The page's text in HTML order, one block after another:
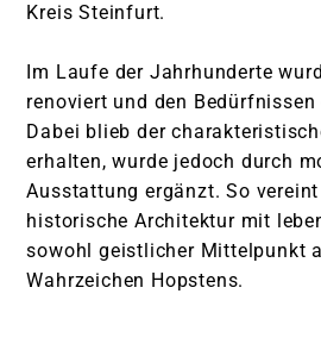
Kreis Steinfurt.
Im Laufe der Jahrhunderte
renoviert und den
Dabei blieb der
erhalten, wurde jedoch durch
Ausstattung ergänzt. So
historische Architektur mit
sowohl geistlicher Mittelpunkt
Wahrzeichen Hopstens.